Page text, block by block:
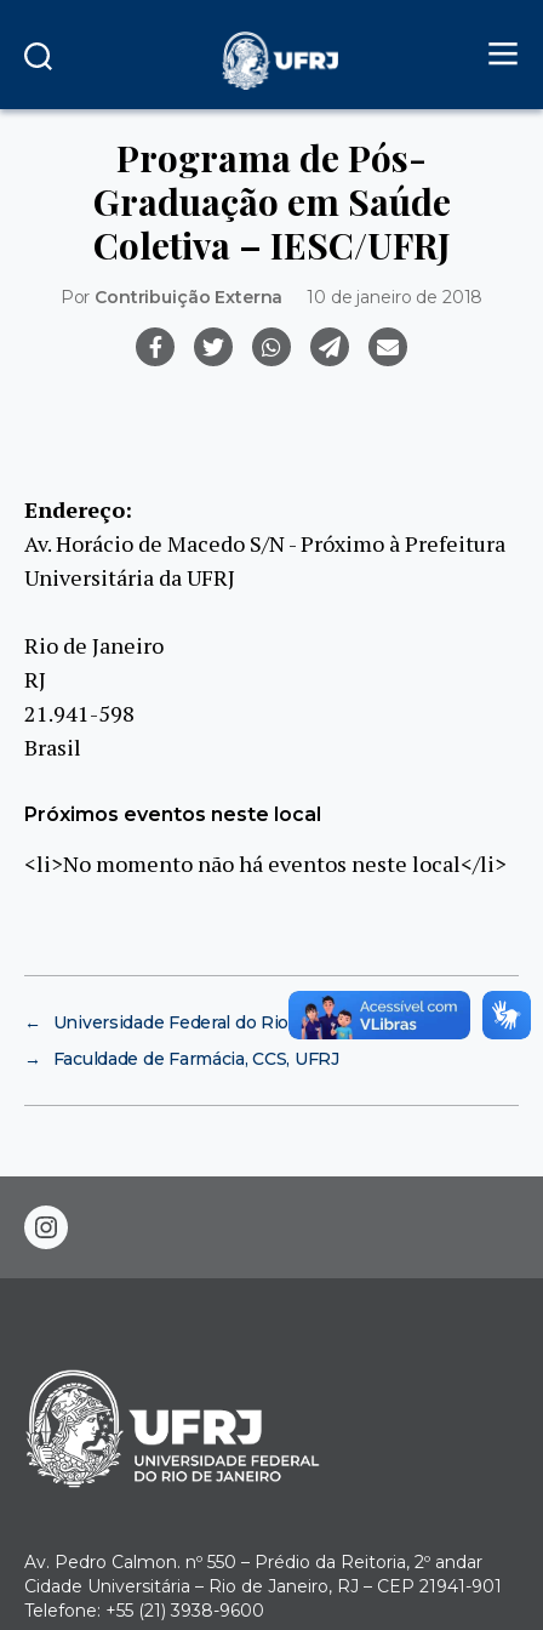
Programa de Pós-
Graduação em Saúde
Coletiva – IESC/UFRJ
Por Contribuição Externa 10 de janeiro de 2018
Endereço:
Av. Horácio de Macedo S/N - Próximo à Prefeitura
Universitária da UFRJ
Rio de Janeiro
RJ
21.941-598
Brasil
Próximos eventos neste local
<li>No momento não há eventos neste local</li>
←
Universidade Federal do Rio de Janeiro
→
Faculdade de Farmácia, CCS, UFRJ
instagram
Av. Pedro Calmon. nº 550 – Prédio da Reitoria, 2º andar
Cidade Universitária – Rio de Janeiro, RJ – CEP 21941-901
Telefone: +55 (21) 3938-9600